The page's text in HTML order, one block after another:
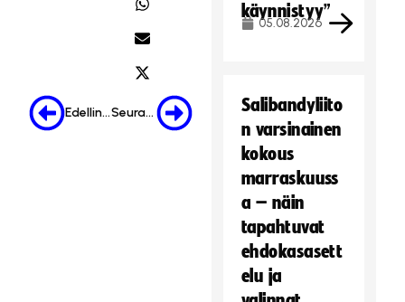
Edellinen Seuraava
käynnistyy”
05.08.2026
Salibandyliito
n varsinainen
kokous
marraskuuss
a – näin
tapahtuvat
ehdokasasett
elu ja